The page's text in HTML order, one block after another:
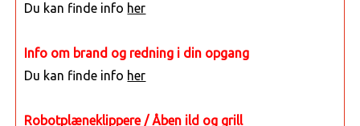
Du kan finde info her
Info om brand og redning i din opgang
Du kan finde info her
Robotplæneklippere / Åben ild og grill